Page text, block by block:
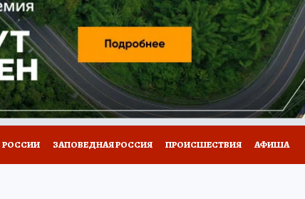
РАБОТА У НАС ГИД ПОТРЕБИТЕЛЯ ВСЕ О КП
ЗАПОВЕДНАЯ РОССИЯ ПРОИСШЕСТВИЯ АФИША